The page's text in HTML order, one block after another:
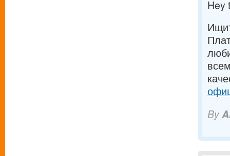
Hey
By